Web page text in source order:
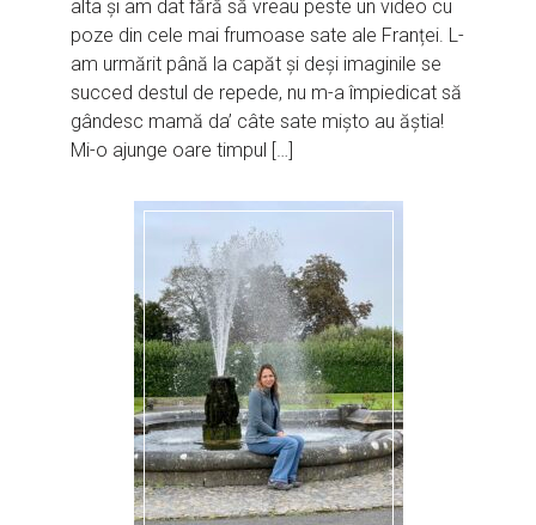
alta și am dat fără să vreau peste un video cu
poze din cele mai frumoase sate ale Franței. L-
am urmărit până la capăt și deși imaginile se
succed destul de repede, nu m-a împiedicat să
gândesc mamă da’ câte sate mișto au ăștia!
Mi-o ajunge oare timpul […]